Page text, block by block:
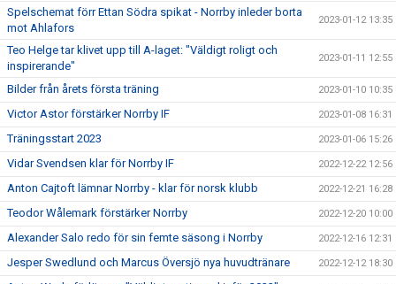
Spelschemat förr Ettan Södra spikat - Norrby inleder borta
mot Ahlafors
2023-01-12 13:35
Teo Helge tar klivet upp till A-laget: "Väldigt roligt och
inspirerande"
2023-01-11 12:55
Bilder från årets första träning 2023-01-10 10:35
Victor Astor förstärker Norrby IF 2023-01-08 16:31
Träningsstart 2023 2023-01-06 15:26
Vidar Svendsen klar för Norrby IF 2022-12-22 12:56
Anton Cajtoft lämnar Norrby - klar för norsk klubb 2022-12-21 16:28
Teodor Wålemark förstärker Norrby 2022-12-20 10:00
Alexander Salo redo för sin femte säsong i Norrby 2022-12-16 12:31
Jesper Swedlund och Marcus Översjö nya huvudtränare 2022-12-12 18:30